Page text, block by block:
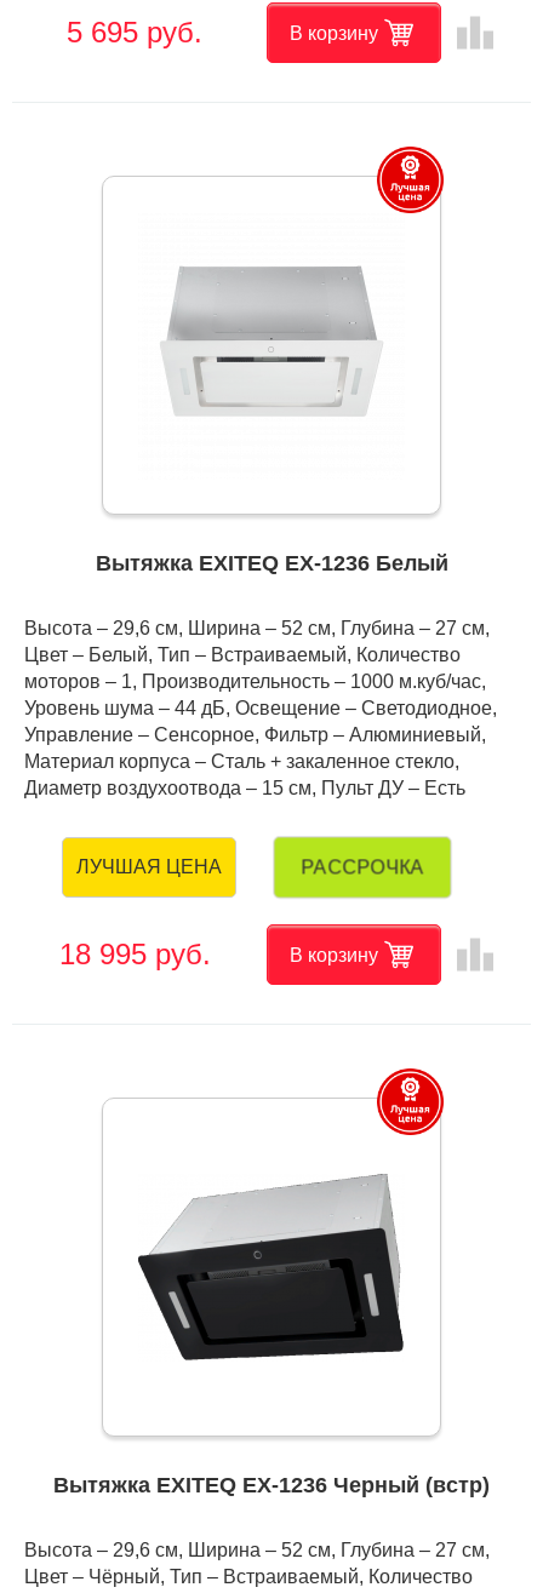
5 695 руб. В корзину leaderboard
Вытяжка EXITEQ EX-1236 Белый
Высота – 29,6 см, Ширина – 52 см, Глубина – 27 см,
Цвет – Белый, Тип – Встраиваемый, Количество
моторов – 1, Производительность – 1000 м.куб/час,
Уровень шума – 44 дБ, Освещение – Светодиодное,
Управление – Сенсорное, Фильтр – Алюминиевый,
Материал корпуса – Сталь + закаленное стекло,
Диаметр воздухоотвода – 15 см, Пульт ДУ – Есть
ЛУЧШАЯ ЦЕНА РАССРОЧКА
18 995 руб. В корзину leaderboard
Вытяжка EXITEQ EX-1236 Черный (встр)
Высота – 29,6 см, Ширина – 52 см, Глубина – 27 см,
Цвет – Чёрный, Тип – Встраиваемый, Количество